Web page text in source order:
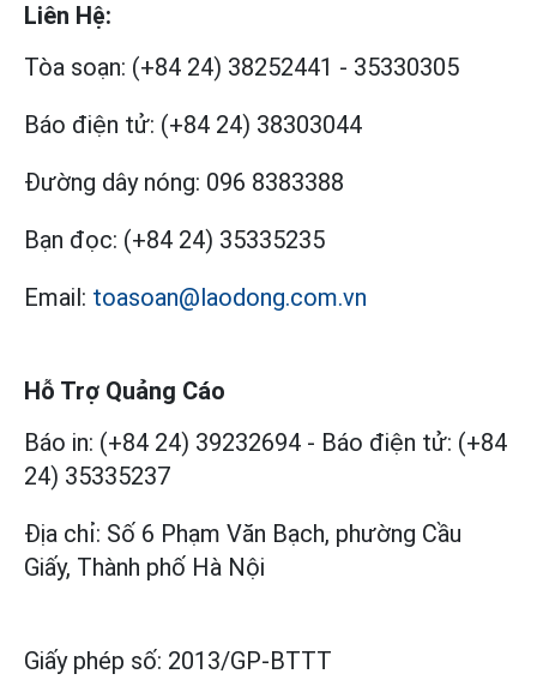
Liên Hệ:
Tòa soạn: (+84 24) 38252441 - 35330305
Báo điện tử: (+84 24) 38303044
Đường dây nóng: 096 8383388
Bạn đọc: (+84 24) 35335235
Email: toasoan@laodong.com.vn
Hỗ Trợ Quảng Cáo
Báo in: (+84 24) 39232694 - Báo điện tử: (+84
24) 35335237
Địa chỉ: Số 6 Phạm Văn Bạch, phường Cầu
Giấy, Thành phố Hà Nội
Giấy phép số: 2013/GP-BTTT